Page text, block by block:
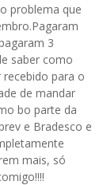
problema que
3
saber como
para o
de mandar
bo parte da
e Bradesco e
mais, só